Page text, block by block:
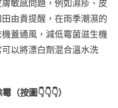
敏感問題，例如濕疹、皮
由貴提醒，在雨季潮濕的
蓋通風，減低霉菌滋生機
以將漂白劑混合溫水洗
按圖👇👇👇）